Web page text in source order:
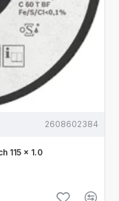
2608602384
115 x 1.0